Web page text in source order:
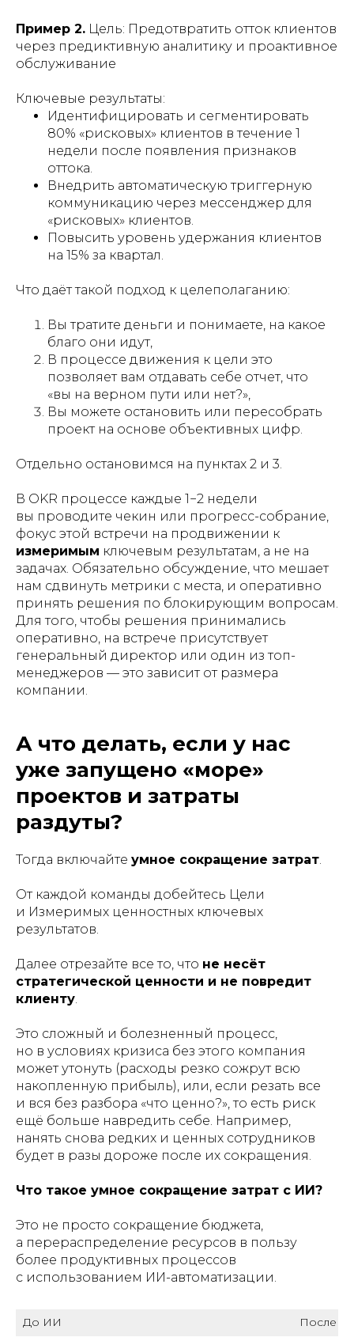
Пример 2. Цель: Предотвратить отток клиентов
через предиктивную аналитику и проактивное
обслуживание
Ключевые результаты:
Идентифицировать и сегментировать
80% «рисковых» клиентов в течение 1
недели после появления признаков
оттока.
Внедрить автоматическую триггерную
коммуникацию через мессенджер для
«рисковых» клиентов.
Повысить уровень удержания клиентов
на 15% за квартал.
Что даёт такой подход к целеполаганию:
Вы тратите деньги и понимаете, на какое
благо они идут,
В процессе движения к цели это
позволяет вам отдавать себе отчет, что
«вы на верном пути или нет?»,
Вы можете остановить или пересобрать
проект на основе объективных цифр.
Отдельно остановимся на пунктах 2 и 3.
В OKR процессе каждые 1−2 недели
вы проводите чекин или прогресс-собрание,
фокус этой встречи на продвижении к
измеримым ключевым результатам, а не на
задачах. Обязательно обсуждение, что мешает
нам сдвинуть метрики с места, и оперативно
принять решения по блокирующим вопросам.
Для того, чтобы решения принимались
оперативно, на встрече присутствует
генеральный директор или один из топ-
менеджеров — это зависит от размера
компании.
А что делать, если у нас
уже запущено «море»
проектов и затраты
раздуты?
Тогда включайте умное сокращение затрат.
От каждой команды добейтесь Цели
и Измеримых ценностных ключевых
результатов.
Далее отрезайте все то, что не несёт
стратегической ценности и не повредит
клиенту.
Это сложный и болезненный процесс,
но в условиях кризиса без этого компания
может утонуть (расходы резко сожрут всю
накопленную прибыль), или, если резать все
и вся без разбора «что ценно?», то есть риск
ещё больше навредить себе. Например,
нанять снова редких и ценных сотрудников
будет в разы дороже после их сокращения.
Что такое умное сокращение затрат с ИИ?
Это не просто сокращение бюджета,
а перераспределение ресурсов в пользу
более продуктивных процессов
с использованием ИИ-автоматизации.
До ИИ
После